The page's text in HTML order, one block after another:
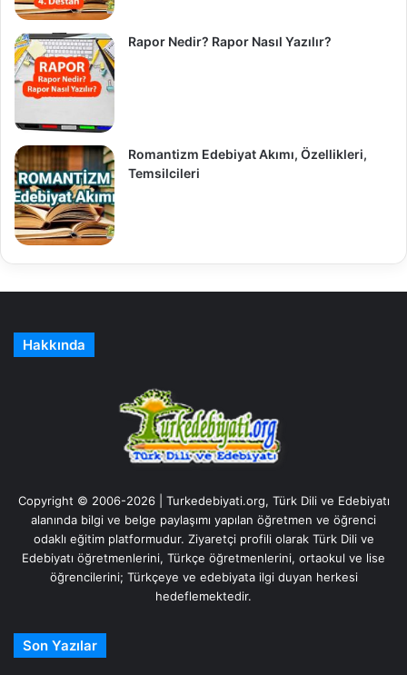
Rapor Nedir? Rapor Nasıl Yazılır?
Romantizm Edebiyat Akımı, Özellikleri,
Temsilcileri
Hakkında
Copyright © 2006-2026 | Turkedebiyati.org, Türk Dili ve Edebiyatı
alanında bilgi ve belge paylaşımı yapılan öğretmen ve öğrenci
odaklı eğitim platformudur. Ziyaretçi profili olarak Türk Dili ve
Edebiyatı öğretmenlerini, Türkçe öğretmenlerini, ortaokul ve lise
öğrencilerini; Türkçeye ve edebiyata ilgi duyan herkesi
hedeflemektedir.
Son Yazılar